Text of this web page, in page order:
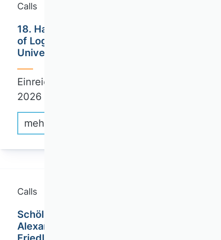
Calls
18. Hamburg International Conference
of Logistics (HICL) / Technische
Universität Hamburg (TUHH)
Einreichungsfrist von Abstracts: 31. Mai
2026
mehr erfahren
Calls
Schöller Fellowships / Friedrich-
Alexander-Universität / Dr. Theo und